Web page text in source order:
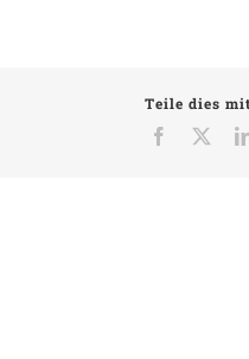
Teile dies
Facebook